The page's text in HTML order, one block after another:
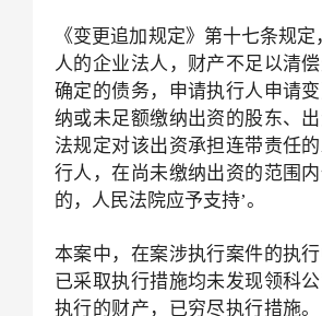
《变更追加规定》第十七条规
人的企业法人，财产不足以清
确定的债务，申请执行人申请
纳或未足额缴纳出资的股东、
法规定对该出资承担连带责任
行人，在尚未缴纳出资的范围
的，人民法院应予支持’。
本案中，在案涉执行案件的执
已采取执行措施均未发现领科
执行的财产，已穷尽执行措施